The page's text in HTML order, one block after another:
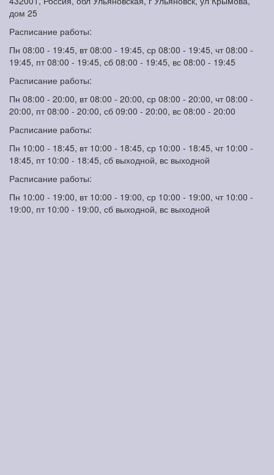
дом 25
Расписание работы:
Пн 08:00 - 19:45, вт 08:00 - 19:45, ср 08:00 - 19:45, чт 08:00 -
19:45, пт 08:00 - 19:45, сб 08:00 - 19:45, вс 08:00 - 19:45
Расписание работы:
Пн 08:00 - 20:00, вт 08:00 - 20:00, ср 08:00 - 20:00, чт 08:00 -
20:00, пт 08:00 - 20:00, сб 09:00 - 20:00, вс 08:00 - 20:00
Расписание работы:
Пн 10:00 - 18:45, вт 10:00 - 18:45, ср 10:00 - 18:45, чт 10:00 -
18:45, пт 10:00 - 18:45, сб выходной, вс выходной
Расписание работы:
Пн 10:00 - 19:00, вт 10:00 - 19:00, ср 10:00 - 19:00, чт 10:00 -
19:00, пт 10:00 - 19:00, сб выходной, вс выходной